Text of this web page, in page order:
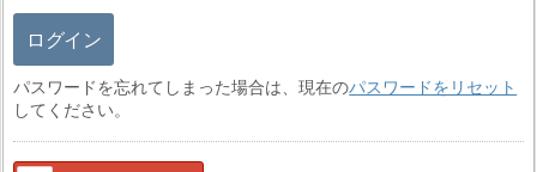
ログイン
パスワードを忘れてしまった場合は、現在のパスワードをリセット
してください。